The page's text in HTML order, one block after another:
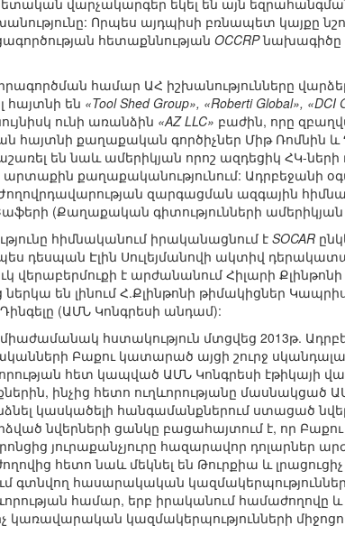
վարչակարգեր եկել են այն եզրահանգման,
Որպես այդպիսի բռնապետ կայքը
հետաքննության OCCRPնախագիծը
համար ԱՀ իշխանությունները
հայտնի են «Tool Shed Group», «Roberti Global», «DCI
ունի առանձին «AZ LLC» բաժին, որը
հայտնի քաղաքական գործիչներ Միթ Ռոմնին և
են նաև ամերիկյան որոշ ազդեցիկ ՀԿ-
քաղաքականությունում: Ադրբեջանի
զարգացման ազգային
(Քաղաքական գիտությունների
հիմնականում իրականացնում էSOCAR
դեսպան Էլին Սուլեյմանովի ակտիվ
վերաբերմուքի է արժանանում Հիլարի
ներկա են լինում Հ.Քլինթոնի թիմակիցներ
(ԱՄՆ Կոնգրեսի անդամ):
հստակություն մտցվեց 2013թ.
Բաքու կատարած այցի շուրջ
հետ կապված ԱՄՆ Կոնգրեսի էթիկայի
ինչից հետո ուղևորությանը մասնակցած
կասկածելի հանգամանքներում ստացած
նվերների ցանկը բացահայտում է, որ
յուրաքանչյուրը հազարավոր դոլարներ
հետո նաև մեկնել են Թուրքիա և
գտնվող հասարակական կազմակերպությունները
համար, երբ իրականում համաժողովը և
կառավարական կազմակերպությունների